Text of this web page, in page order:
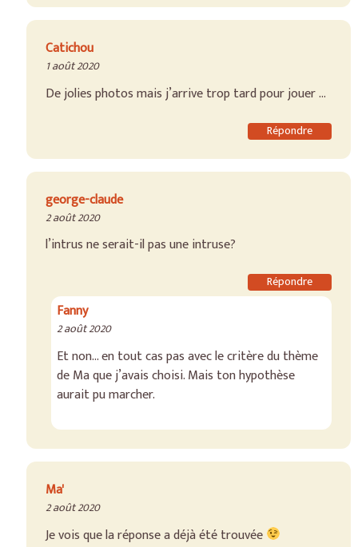
Catichou
1 août 2020
De jolies photos mais j’arrive trop tard pour jouer …
Répondre
george-claude
2 août 2020
l’intrus ne serait-il pas une intruse?
Répondre
Fanny
2 août 2020
Et non… en tout cas pas avec le critère du thème
de Ma que j’avais choisi. Mais ton hypothèse
aurait pu marcher.
Ma'
2 août 2020
Je vois que la réponse a déjà été trouvée